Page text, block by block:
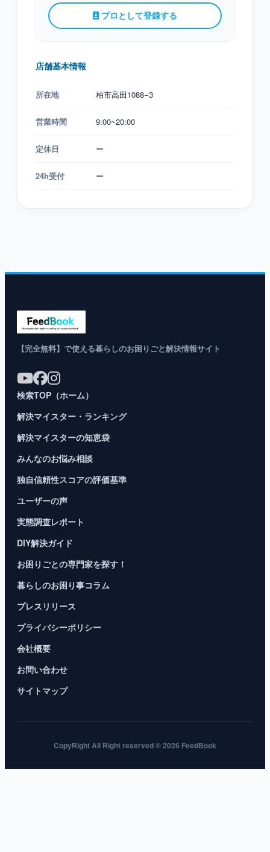
プロとして登録する
店舗基本情報
所在地 柏市高田1088−3
営業時間 9:00~20:00
定休日 ー
24h受付 ー
【完全無料】で使える暮らしのお困りごと解決情報サイト
検索TOP（ホーム）
解決マイスター・ランキング
解決マイスターの知恵袋
みんなのお悩み相談
独自信頼性スコアの評価基準
ユーザーの声
実態調査レポート
DIY解決ガイド
お困りごとの専門家を探す！
暮らしのお困り事コラム
プレスリリース
プライバシーポリシー
会社概要
お問い合わせ
サイトマップ
CopyRight All Right reserved © 2026 FeedBook